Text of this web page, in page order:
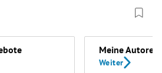
Meine Autoren
Weiter